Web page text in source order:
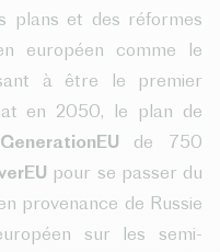
plans et des réformes
européen comme le
à être le premier
en 2050, le plan de
de 750
pour se passer du
provenance de Russie
sur les semi-